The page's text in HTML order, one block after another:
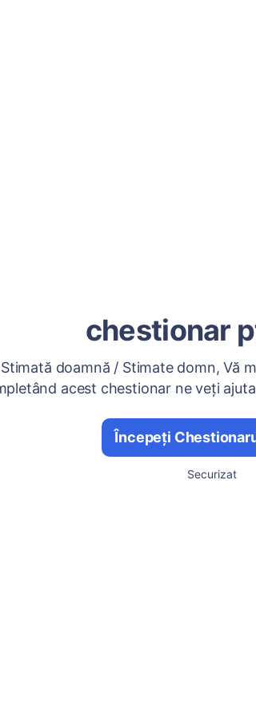
chestionar
Stimată doamnă / Stimate domn, Vă
acest chestionar ne veți
Începeți
Securizat